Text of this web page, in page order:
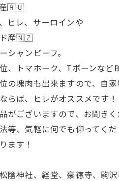
産🇦🇺
ヒレ、サーロインや
産🇳🇿
シャンビーフ。
、トマホーク、Tボーンなど
の塊肉も出来ますので、自
らば、ヒレがオススメです！
がございますので、お聞きく
等、気軽に何でも仰ってくだ
ます！
陰神社、経堂、豪徳寺、駒